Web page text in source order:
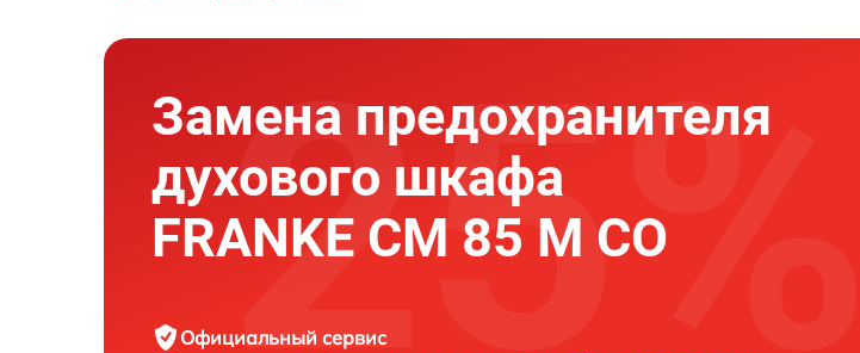
Замена предохранителя
духового шкафа
FRANKE CM 85 M CO
Официальный сервис